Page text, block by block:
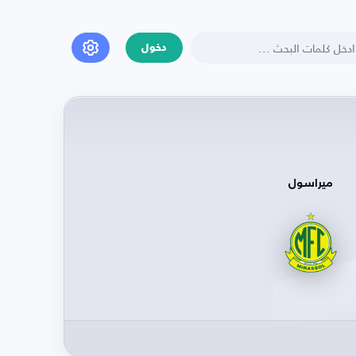
دخول
ميراسول